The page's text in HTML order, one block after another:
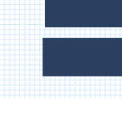
安
全
宣
告
政